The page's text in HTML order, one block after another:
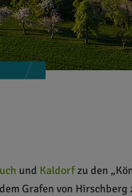
und Kaldorfzu den
Grafen von